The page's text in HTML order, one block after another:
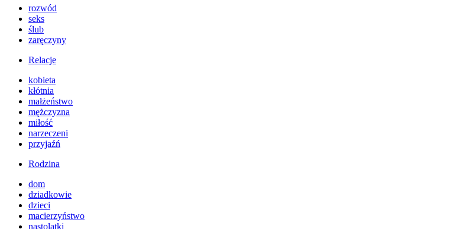
rozwód
seks
ślub
zaręczyny
Relacje
kobieta
kłótnia
małżeństwo
mężczyzna
miłość
narzeczeni
przyjaźń
Rodzina
dom
dziadkowie
dzieci
macierzyństwo
nastolatki